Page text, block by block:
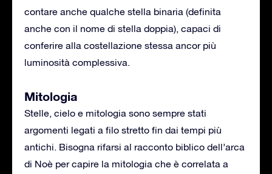
contare anche qualche stella binaria (definita
anche con il nome di stella doppia), capaci di
conferire alla costellazione stessa ancor più
luminosità complessiva.
Mitologia
Stelle, cielo e mitologia sono sempre stati
argomenti legati a filo stretto fin dai tempi più
antichi. Bisogna rifarsi al racconto biblico dell’arca
di Noè per capire la mitologia che è correlata a